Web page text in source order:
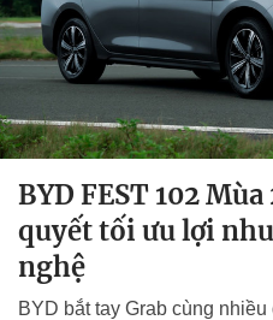
BYD FEST 102
quyết tối ưu lợi
nghệ
BYD bắt tay Grab cùng